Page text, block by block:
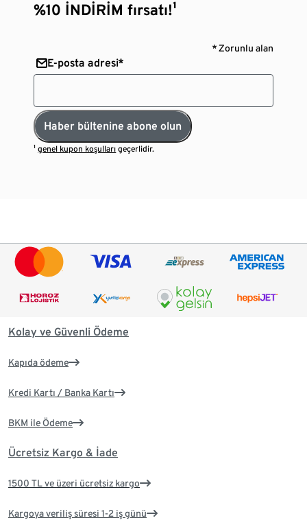
%10 İNDİRİM fırsatı!¹
* Zorunlu alan
E-posta adresi*
Haber bültenine abone olun
¹genel kupon koşulları geçerlidir.
Kolay ve Güvenli Ödeme
Kapıda ödeme
Kredi Kartı / Banka Kartı
BKM ile Ödeme
Ücretsiz Kargo & İade
1500 TL ve üzeri ücretsiz kargo
Kargoya veriliş süresi 1-2 iş günü